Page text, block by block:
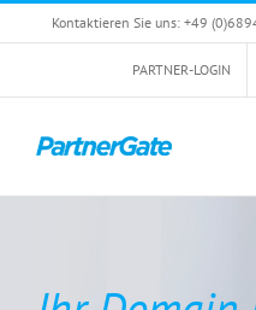
Zum
Inhalt
Kontaktieren Sie uns: +49
PARTNER-LOGIN